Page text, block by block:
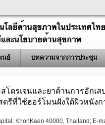
นธ์ บทความจากการประชุม
โตรเจนและยาต้านการอักเ
รีที่ใช้ฮอร์โมนฝังใต้ผิวหนัง
KhonKaen 40000, Thailand; E-